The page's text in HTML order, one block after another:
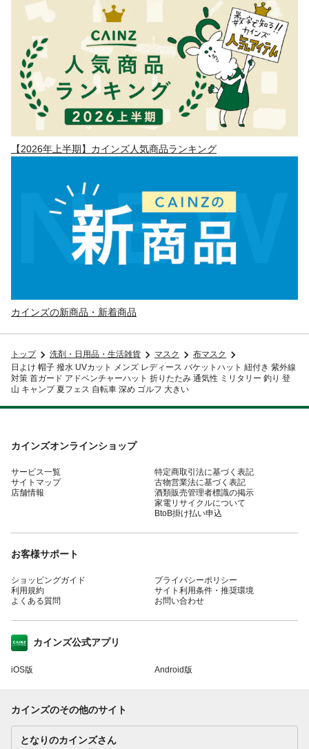
【2026年上半期】カインズ人気商品ランキング
カインズの新商品・新着商品
トップ 洗剤・日用品・生活雑貨 マスク
布マスク
日よけ 帽子 撥水 UVカット メンズ レディース バケットハット 紐付き 紫外線
対策 首ガード アドベンチャーハット 折りたたみ 通気性 ミリタリー 釣り 登
山 キャンプ 夏フェス 自転車 深め ゴルフ 大きい
カインズオンラインショップ
サービス一覧
サイトマップ
店舗情報
特定商取引法に基づく表記
古物営業法に基づく表記
酒類販売管理者標識の掲示
家電リサイクルについて
BtoB掛け払い申込
お客様サポート
ショッピングガイド
利用規約
よくある質問
プライバシーポリシー
サイト利用条件・推奨環境
お問い合わせ
カインズ公式アプリ
iOS版 Android版
カインズのその他のサイト
となりのカインズさん